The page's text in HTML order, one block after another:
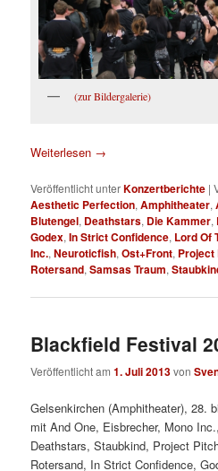
(zur Bildergalerie)
Weiterlesen →
Veröffentlicht unterKonzertberichte |
Aesthetic Perfection,Amphitheater,
Blutengel, Deathstars, Die Kammer,
Godex,In Strict Confidence, Lord Of
Inc.,Neuroticfish,Ost+Front,
Rotersand,Samsas Traum,
Blackfield Festival
Veröffentlicht am1. Juli 2013von
Gelsenkirchen (Amphitheater), 28.
mit And One, Eisbrecher, Mono
Deathstars, Staubkind, Project
Rotersand, In Strict Confidence,